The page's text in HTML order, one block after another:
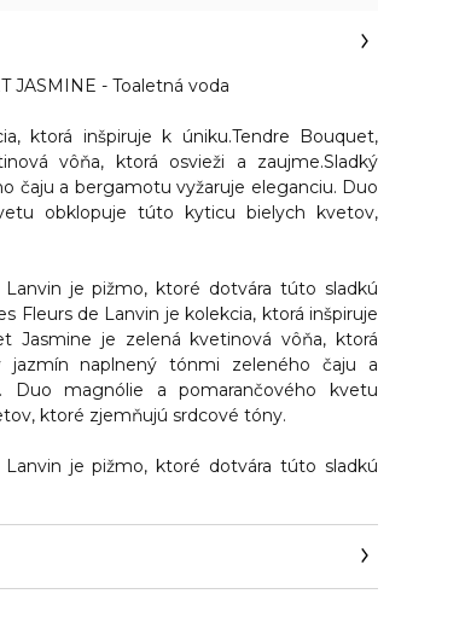
JASMINE - Toaletná voda
ktorá inšpiruje k úniku.Tendre Bouquet,
vôňa, ktorá osvieži a zaujme.Sladký
čaju a bergamotu vyžaruje eleganciu. Duo
obklopuje túto kyticu bielych kvetov,
je pižmo, ktoré dotvára túto sladkú
Fleurs de Lanvin je kolekcia, ktorá inšpiruje
Jasmine je zelená kvetinová vôňa, ktorá
jazmín naplnený tónmi zeleného čaju a
Duo magnólie a pomarančového kvetu
ktoré zjemňujú srdcové tóny.
je pižmo, ktoré dotvára túto sladkú